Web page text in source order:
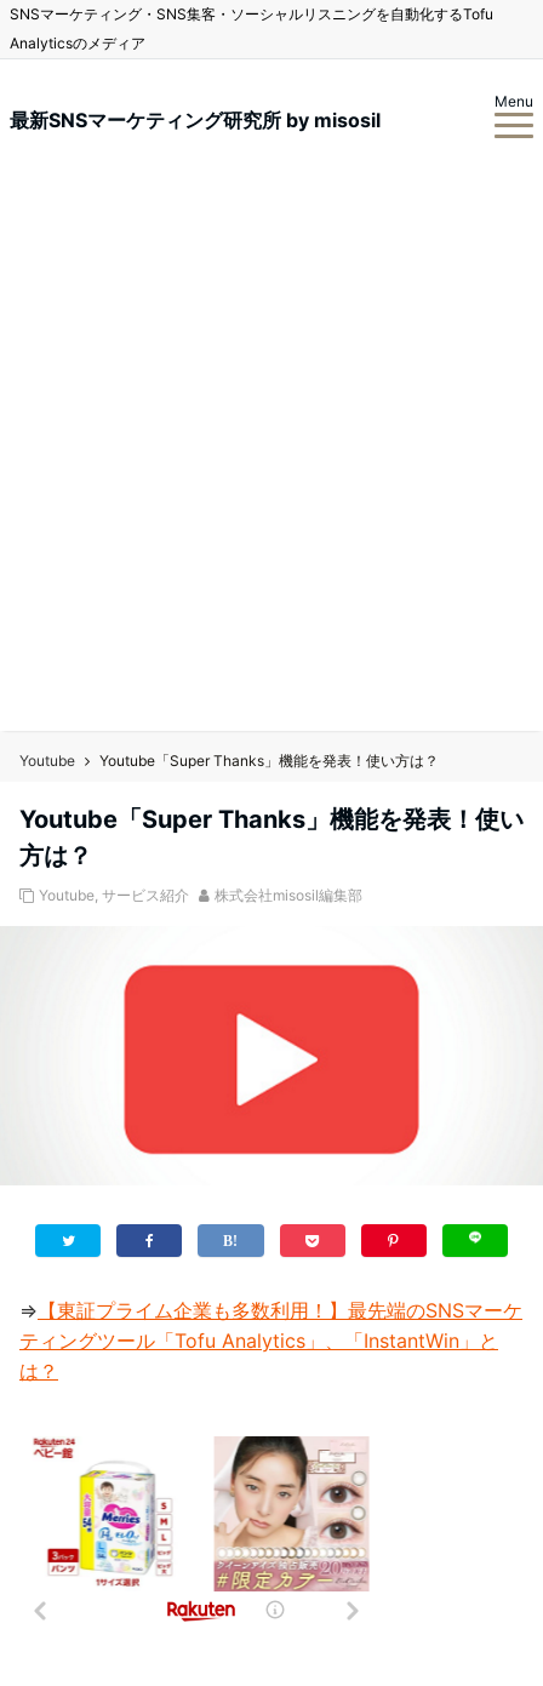
SNSマーケティング・SNS集客・ソーシャルリスニングを自動化するTofu
Analyticsのメディア
最新SNSマーケティング研究所 by misosil
Menu
Youtube Youtube「Super Thanks」機能を発表！使い方は？
Youtube「Super Thanks」機能を発表！使い
方は？
Youtube, サービス紹介 株式会社misosil編集部
⇒ 【東証プライム企業も多数利用！】最先端のSNSマーケ
ティングツール「Tofu Analytics」、「InstantWin」と
は？